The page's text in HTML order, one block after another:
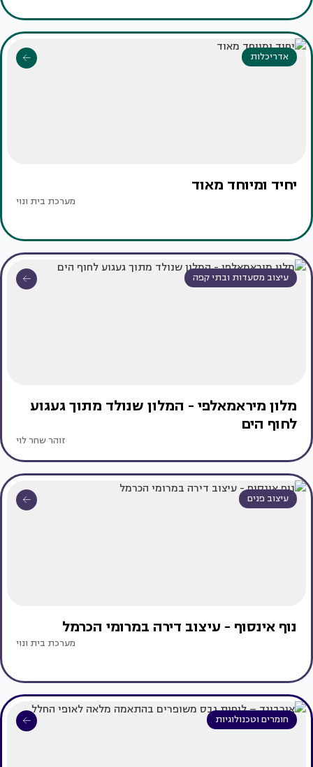
אדריכלות
יחיד ומיוחד מאוד
מערכת בית ונוי
עיצוב מסעדות ובתי קפה
מלון מיראמאלפי - המלון שנולד מתוך געגוע
לחוף הים
זוהר שחר לוי
עיצוב פנים
נוף אינסוף - עיצוב דירה במרומי הכרמל
מערכת בית ונוי
חומרים וטכנולוגיות